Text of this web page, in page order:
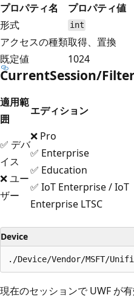
プロパティ名
プロパティ値
形式
int
アクセスの種類取得、置換
既定値
1024
CurrentSession/
適用範
囲
エディション
✅ デバ
イス
❌ ユー
ザー
❌ Pro
✅ Enterprise
✅ Education
✅ IoT Enterprise / IoT
Enterprise LTSC
Device
現在のセッションで UWF が